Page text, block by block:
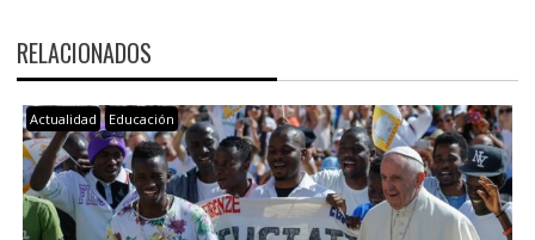
RELACIONADOS
Actualidad Educación